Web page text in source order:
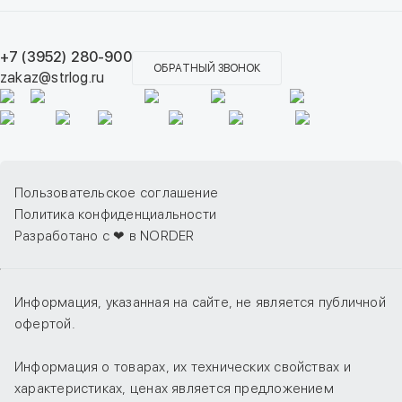
+7 (3952) 280-900
zakaz@strlog.ru
ОБРАТНЫЙ ЗВОНОК
Пользовательское соглашение
Политика конфиденциальности
Разработано с ❤ в NORDER
Информация, указанная на сайте, не является публичной
офертой.
Информация о товарах, их технических свойствах и
характеристиках, ценах является предложением